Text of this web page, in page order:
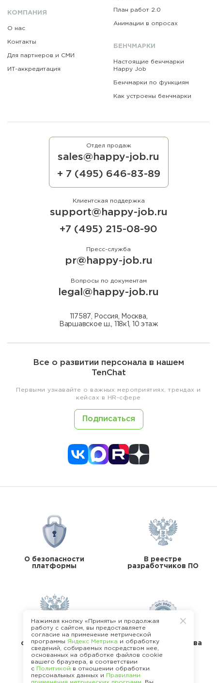
КОМПАНИЯ
О нас
Контакты
Для партнеров и СМИ
ИТ-аккредитация
План работ 2.0
Анимации в опросах
БЕНЧМАРКИ
Настоящие бенчмарки
Happy Job
Бенчмарки по функциям
Как устроены бенчмарки
Отдел продаж
sales@happy-job.ru
+ 7 (495) 646-83-89
Клиентская поддержка
support@happy-job.ru
+7 (495) 215-08-90
Пресс-служба
pr@happy-job.ru
Вопросы по документам
legal@happy-job.ru
117587, Россия, Москва,
Варшавское ш., 118к1, 10 этаж
Все о развитии персонала в нашем
TenChat
Первыми узнавайте о важных мероприятиях, трендах и
кейсах в HR-сфере
Подписаться
О безопасности
платформы
В реестре
разработчиков ПО
В реестре
операторов перс.
данных
Стандарты качества
Нажимая кнопку «Принять» и продолжая
работу с сайтом, вы предоставляете
согласие на применение метрической
программы Яндекс Метрика и обработку
сведений, собираемых посредством нее,
основанных на обработке файлов cookie
вашего браузера, в соответствии
с Политикой в отношении обработки
персональных данных и
Правилами